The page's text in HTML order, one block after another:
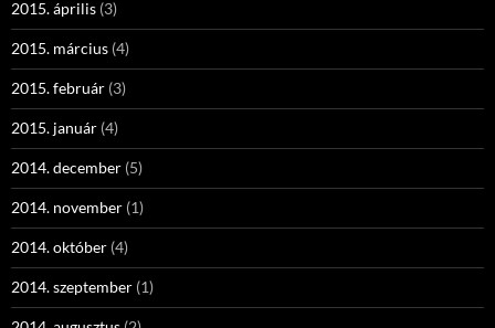
2015. április (3)
2015. március (4)
2015. február (3)
2015. január (4)
2014. december (5)
2014. november (1)
2014. október (4)
2014. szeptember (1)